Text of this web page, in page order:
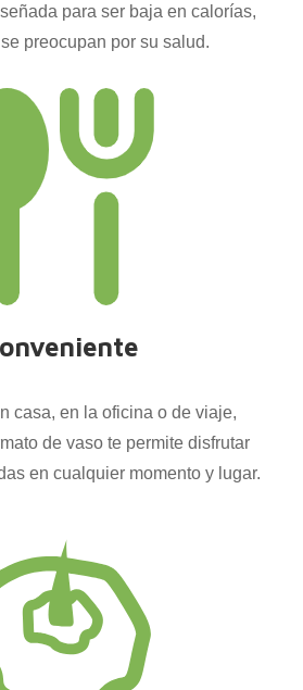
para ser baja en calorías,
preocupan por su salud.
casa, en la oficina o de viaje,
de vaso te permite disfrutar
en cualquier momento y lugar.